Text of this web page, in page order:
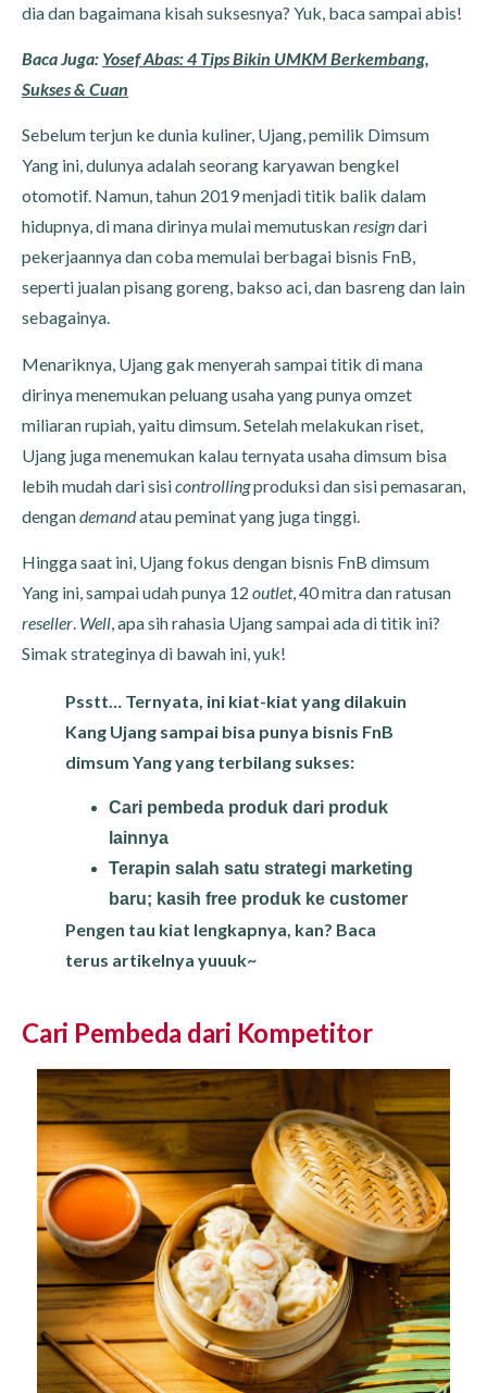
dia dan bagaimana kisah suksesnya? Yuk, baca sampai abis!
Baca Juga: Yosef Abas: 4 Tips Bikin UMKM Berkembang,
Sukses & Cuan
Sebelum terjun ke dunia kuliner, Ujang, pemilik Dimsum
Yang ini, dulunya adalah seorang karyawan bengkel
otomotif. Namun, tahun 2019 menjadi titik balik dalam
hidupnya, di mana dirinya mulai memutuskanresigndari
pekerjaannya dan coba memulai berbagai bisnis FnB,
seperti jualan pisang goreng, bakso aci, dan basreng dan lain
sebagainya.
Menariknya, Ujang gak menyerah sampai titik di mana
dirinya menemukan peluang usaha yang punya omzet
miliaran rupiah, yaitu dimsum. Setelah melakukan riset,
Ujang juga menemukan kalau ternyata usaha dimsum bisa
lebih mudah dari sisicontrollingproduksi dan sisi pemasaran,
dengandemandatau peminat yang juga tinggi.
Hingga saat ini, Ujang fokus dengan bisnis FnB dimsum
Yang ini, sampai udah punya 12 outlet, 40 mitra dan ratusan
reseller. Well, apa sih rahasia Ujang sampai ada di titik ini?
Simak strateginya di bawah ini, yuk!
Psstt… Ternyata, ini kiat-kiat yang dilakuin
Kang Ujang sampai bisa punya bisnis FnB
dimsum Yang yang terbilang sukses:
Cari pembeda produk dari produk
lainnya
Terapin salah satu strategi marketing
baru; kasih free produk ke customer
Pengen tau kiat lengkapnya, kan? Baca
terus artikelnya yuuuk~
Cari Pembeda dari Kompetitor